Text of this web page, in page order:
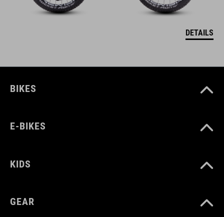
DETAILS
BIKES
E-BIKES
KIDS
GEAR